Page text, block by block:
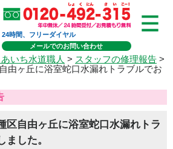
24時間、フリーダイヤル
メールでのお問い合わせ
いち水道職人 > スタッフの修理報告 >
由ヶ丘に浴室蛇口水漏れトラブルでお
区自由ヶ丘に浴室蛇口水漏れトラ
ました。